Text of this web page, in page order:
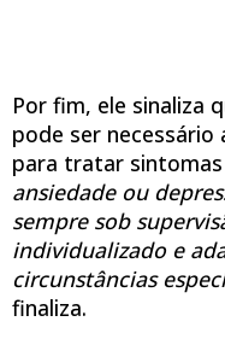
Por fim, ele sinaliza
pode ser necessário
para tratar
ansiedade ou
sempre sob
individualizado e
circunstâncias
finaliza.